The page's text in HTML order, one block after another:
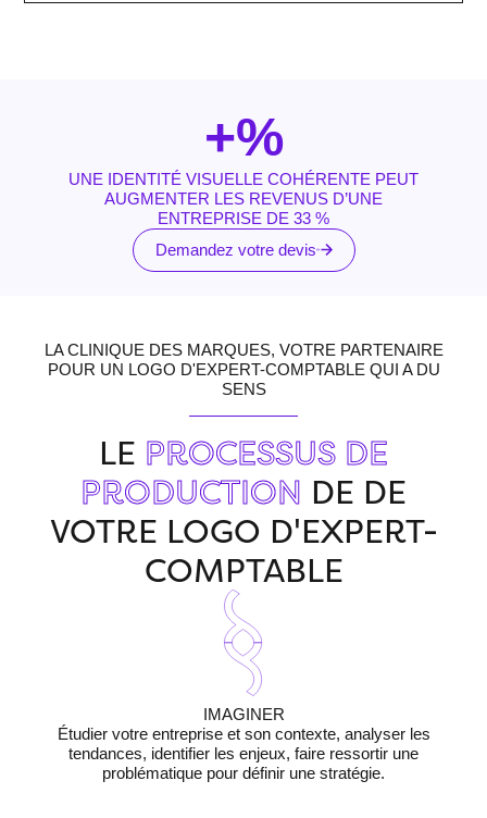
UNE IDENTITÉ VISUELLE COHÉRENTE PEUT
AUGMENTER LES REVENUS D’UNE
ENTREPRISE DE 33 %
+%
Demandez votre devis
LA CLINIQUE DES MARQUES, VOTRE PARTENAIRE
POUR UN LOGO D'EXPERT-COMPTABLE QUI A DU
SENS
LE PROCESSUS DE
PRODUCTION DE DE
VOTRE LOGO D'EXPERT-
COMPTABLE
IMAGINER
Étudier votre entreprise et son contexte, analyser les
tendances, identifier les enjeux, faire ressortir une
problématique pour définir une stratégie.